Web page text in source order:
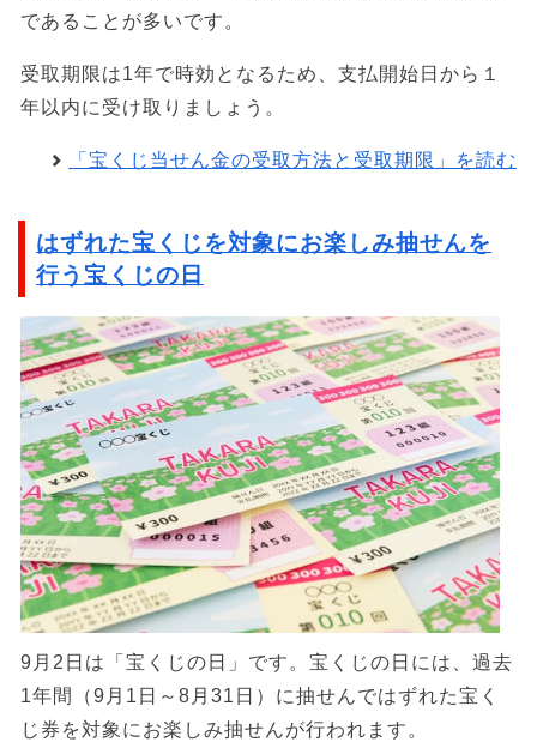
であることが多いです。
受取期限は1年で時効となるため、支払開始日から１
年以内に受け取りましょう。
「宝くじ当せん金の受取方法と受取期限」を読む
はずれた宝くじを対象にお楽しみ抽せんを
行う宝くじの日
9月2日は「宝くじの日」です。宝くじの日には、過去
1年間（9月1日～8月31日）に抽せんではずれた宝く
じ券を対象にお楽しみ抽せんが行われます。